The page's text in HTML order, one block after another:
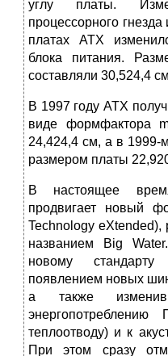
углу платы.
процессорного
платах АТХ
блока пита­ния.
составляли 30,524,4
В 1997 году АТХ
виде формфактора
24,424,4 см, а в 1999-
размером платы
В настоящее
продвигает новый
Technology
названием Big
новому
появлением новых
а также
теплоотводу) и к
При этом сразу